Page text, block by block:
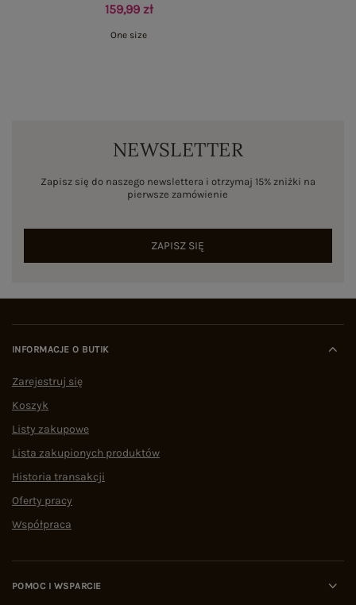
159,99 zł
One size
NEWSLETTER
Zapisz się do naszego newslettera i otrzymaj 15% zniżki na
pierwsze zamówienie
ZAPISZ SIĘ
INFORMACJE O BUTIK
Zarejestruj się
Koszyk
Listy zakupowe
Lista zakupionych produktów
Historia transakcji
Oferty pracy
Współpraca
POMOC I WSPARCIE